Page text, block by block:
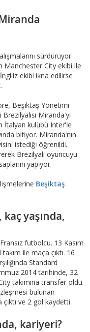
sürdürüyor.
Manchester City ekibi ile
ekibi ikna edilirse
Beşiktaş Yönetimi
Miranda'yı
İtalyan kulübü Inter'le
bitiyor. Miranda'nın
istediği öğrenildi.
Brezilyalı oyuncuyu
yapıyor.
Beşiktaş
yaşında,
futbolcu. 13 Kasım
ile maça çıktı. 16
Standard
2014 tarihinde, 32
takımına transfer oldu.
bulunan
ve 2 gol kaydetti.
kariyeri?